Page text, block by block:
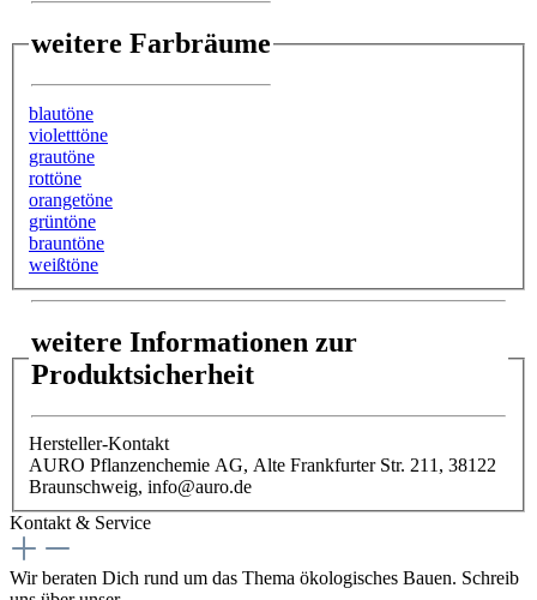
weitere Farbräume
blautöne
violetttöne
grautöne
rottöne
orangetöne
grüntöne
brauntöne
weißtöne
weitere Informationen zur
Produktsicherheit
Hersteller-Kontakt
AURO Pflanzenchemie AG, Alte Frankfurter Str. 211, 38122
Braunschweig, info@auro.de
Kontakt & Service
Wir beraten Dich rund um das Thema ökologisches Bauen. Schreib